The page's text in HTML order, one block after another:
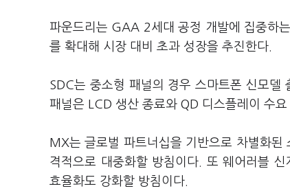
파운드리는 GAA 2세대 공정 개발에 집중하
를 확대해 시장 대비 초과 성장을 추진한다.
SDC는 중소형 패널의 경우 스마트폰 신모델
패널은 LCD 생산 종료와 QD 디스플레이 수
MX는 글로벌 파트너십을 기반으로 차별화
격적으로 대중화할 방침이다. 또 웨어러블
효율화도 강화할 방침이다.